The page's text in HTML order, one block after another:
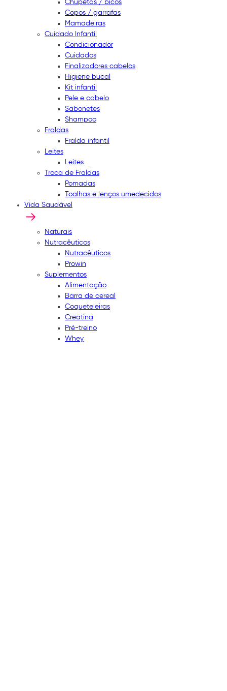
Chupetas / bicos
Copos / garrafas
Mamadeiras
Cuidado Infantil
Condicionador
Cuidados
Finalizadores cabelos
Higiene bucal
Kit infantil
Pele e cabelo
Sabonetes
Shampoo
Fraldas
Fralda infantil
Leites
Leites
Troca de Fraldas
Pomadas
Toalhas e lenços umedecidos
Vida Saudável
Naturais
Nutracêuticos
Nutracêuticos
Prowin
Suplementos
Alimentação
Barra de cereal
Coqueteleiras
Creatina
Pré-treino
Whey